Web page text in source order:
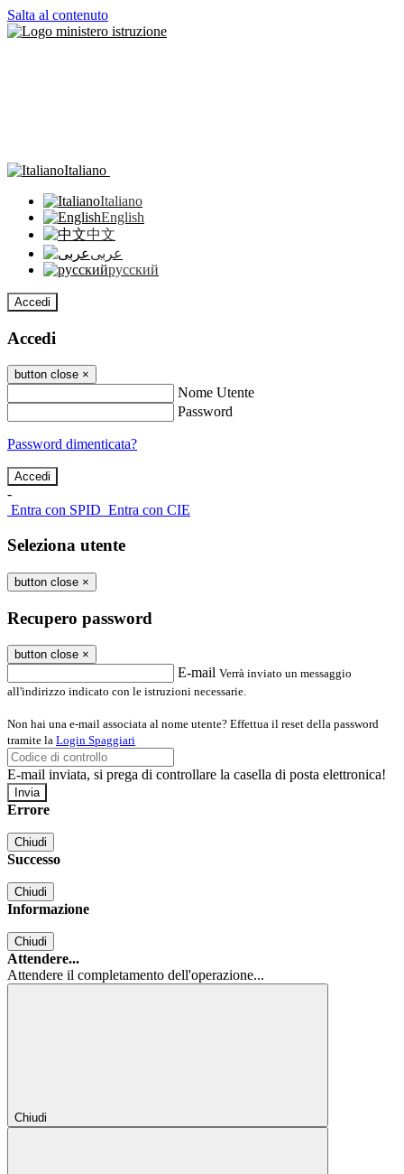
Salta al contenuto
Italiano
Italiano
English
中文
عربى
русский
Accedi
Accedi
button close ×
Nome Utente
Password
Password dimenticata?
-
Entra con SPID Entra con CIE
Seleziona utente
button close ×
Recupero password
button close ×
E-mail Verrà inviato un messaggio
all'indirizzo indicato con le istruzioni necessarie.
Non hai una e-mail associata al nome utente? Effettua il reset della password
tramite la Login Spaggiari
E-mail inviata, si prega di controllare la casella di posta elettronica!
Errore
Chiudi
Successo
Chiudi
Informazione
Chiudi
Attendere...
Attendere il completamento dell'operazione...
Chiudi